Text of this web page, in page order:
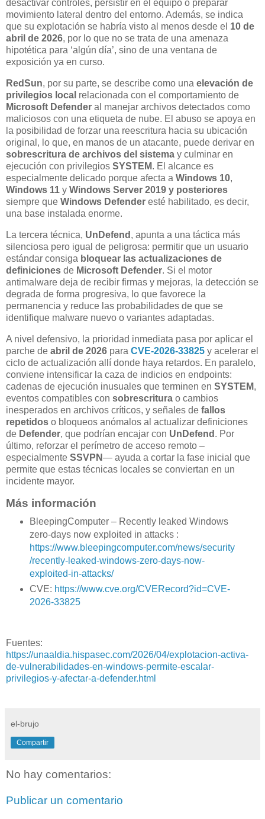
desactivar controles, persistir en el equipo o preparar
movimiento lateral dentro del entorno. Además, se indica
que su explotación se habría visto al menos desde el 10 de
abril de 2026, por lo que no se trata de una amenaza
hipotética para ‘algún día’, sino de una ventana de
exposición ya en curso.
RedSun, por su parte, se describe como una elevación de
privilegios local relacionada con el comportamiento de
Microsoft Defender al manejar archivos detectados como
maliciosos con una etiqueta de nube. El abuso se apoya en
la posibilidad de forzar una reescritura hacia su ubicación
original, lo que, en manos de un atacante, puede derivar en
sobrescritura de archivos del sistema y culminar en
ejecución con privilegios SYSTEM. El alcance es
especialmente delicado porque afecta a Windows 10,
Windows 11 y Windows Server 2019 y posteriores
siempre que Windows Defender esté habilitado, es decir,
una base instalada enorme.
La tercera técnica, UnDefend , apunta a una táctica más
silenciosa pero igual de peligrosa: permitir que un usuario
estándar consiga bloquear las actualizaciones de
definiciones de Microsoft Defender. Si el motor
antimalware deja de recibir firmas y mejoras, la detección se
degrada de forma progresiva, lo que favorece la
permanencia y reduce las probabilidades de que se
identifique malware nuevo o variantes adaptadas.
A nivel defensivo, la prioridad inmediata pasa por aplicar el
parche de abril de 2026 para CVE-2026-33825 y acelerar el
ciclo de actualización allí donde haya retardos. En paralelo,
conviene intensificar la caza de indicios en endpoints:
cadenas de ejecución inusuales que terminen en SYSTEM,
eventos compatibles con sobrescritura o cambios
inesperados en archivos críticos, y señales de fallos
repetidos o bloqueos anómalos al actualizar definiciones
de Defender, que podrían encajar con UnDefend . Por
último, reforzar el perímetro de acceso remoto –
especialmente SSVPN— ayuda a cortar la fase inicial que
permite que estas técnicas locales se conviertan en un
incidente mayor.
Más información
BleepingComputer – Recently leaked Windows
zero-days now exploited in attacks :
https://www.bleepingcomputer.com/news/security
/recently-leaked-windows-zero-days-now-
exploited-in-attacks/
CVE: https://www.cve.org/CVERecord?id=CVE-
2026-33825
Fuentes:
https://unaaldia.hispasec.com/2026/04/explotacion-activa-
de-vulnerabilidades-en-windows-permite-escalar-
privilegios-y-afectar-a-defender.html
el-brujo
Compartir
No hay comentarios:
Publicar un comentario